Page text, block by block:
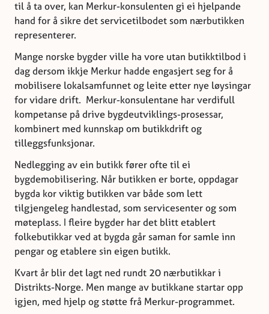
til å ta over, kan Merkur-konsulenten gi ei hjelpande
hand for å sikre det servicetilbodet som nærbutikken
representerer.
Mange norske bygder ville ha vore utan butikktilbod i
dag dersom ikkje Merkur hadde engasjert seg for å
mobilisere lokalsamfunnet og leite etter nye løysingar
for vidare drift. Merkur-konsulentane har verdifull
kompetanse på drive bygdeutviklings-prosessar,
kombinert med kunnskap om butikkdrift og
tilleggsfunksjonar.
Nedlegging av ein butikk fører ofte til ei
bygdemobilisering. Når butikken er borte, oppdagar
bygda kor viktig butikken var både som lett
tilgjengeleg handlestad, som servicesenter og som
møteplass. I fleire bygder har det blitt etablert
folkebutikkar ved at bygda går saman for samle inn
pengar og etablere sin eigen butikk.
Kvart år blir det lagt ned rundt 20 nærbutikkar i
Distrikts-Norge. Men mange av butikkane startar opp
igjen, med hjelp og støtte frå Merkur-programmet.